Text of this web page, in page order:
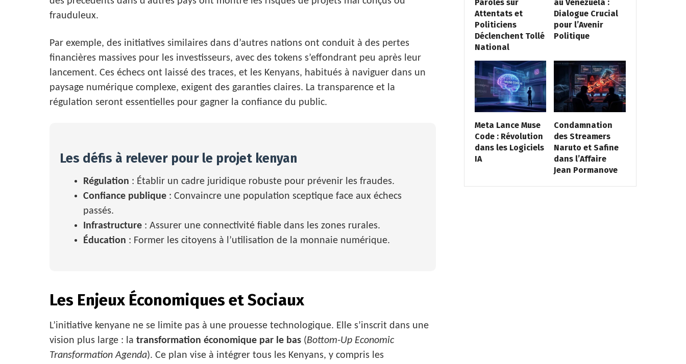
frauduleux.
Par exemple, des initiatives similaires dans d’autres nations ont conduit à des pertes
financières massives pour les investisseurs, avec des tokens s’effondrant peu après leur
lancement. Ces échecs ont laissé des traces, et les Kenyans, habitués à naviguer dans un
paysage numérique complexe, exigent des garanties claires. La transparence et la
régulation seront essentielles pour gagner la confiance du public.
Les défis à relever pour le projet kenyan
Régulation : Établir un cadre juridique robuste pour prévenir les fraudes.
Confiance publique : Convaincre une population sceptique face aux échecs
passés.
Infrastructure : Assurer une connectivité fiable dans les zones rurales.
Éducation : Former les citoyens à l’utilisation de la monnaie numérique.
Les Enjeux Économiques et Sociaux
L’initiative kenyane ne se limite pas à une prouesse technologique. Elle s’inscrit dans une
vision plus large : la transformation économique par le bas (Bottom-Up Economic
Transformation Agenda). Ce plan vise à intégrer tous les Kenyans, y compris les
Paroles sur
Attentats et
Politiciens
Déclenchent Tollé
National
au Venezuela :
Dialogue Crucial
pour l’Avenir
Politique
Meta Lance Muse
Code : Révolution
dans les Logiciels
IA
Condamnation
des Streamers
Naruto et Safine
dans l’Affaire
Jean Pormanove